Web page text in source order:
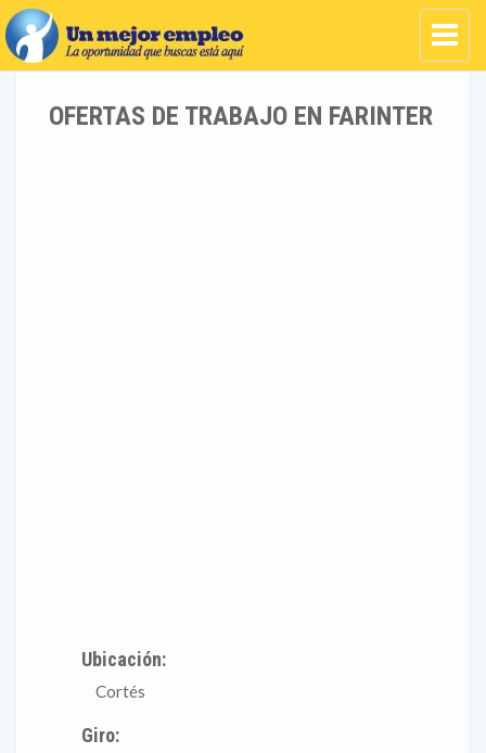
OFERTAS DE TRABAJO EN FARINTER
Ubicación:
Cortés
Giro: